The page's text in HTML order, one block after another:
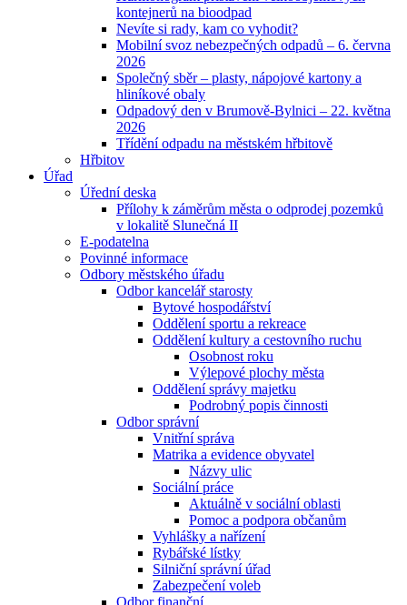
kontejnerů na bioodpad
Nevíte si rady, kam co vyhodit?
Mobilní svoz nebezpečných odpadů – 6. června
2026
Společný sběr – plasty, nápojové kartony a
hliníkové obaly
Odpadový den v Brumově-Bylnici – 22. května
2026
Třídění odpadu na městském hřbitově
Hřbitov
Úřad
Úřední deska
Přílohy k záměrům města o odprodej pozemků
v lokalitě Slunečná II
E-podatelna
Povinné informace
Odbory městského úřadu
Odbor kancelář starosty
Bytové hospodářství
Oddělení sportu a rekreace
Oddělení kultury a cestovního ruchu
Osobnost roku
Výlepové plochy města
Oddělení správy majetku
Podrobný popis činnosti
Odbor správní
Vnitřní správa
Matrika a evidence obyvatel
Názvy ulic
Sociální práce
Aktuálně v sociální oblasti
Pomoc a podpora občanům
Vyhlášky a nařízení
Rybářské lístky
Silniční správní úřad
Zabezpečení voleb
Odbor finanční